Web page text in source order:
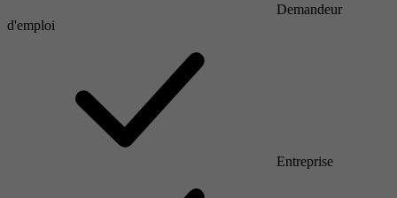
Demandeur
d'emploi
Entreprise